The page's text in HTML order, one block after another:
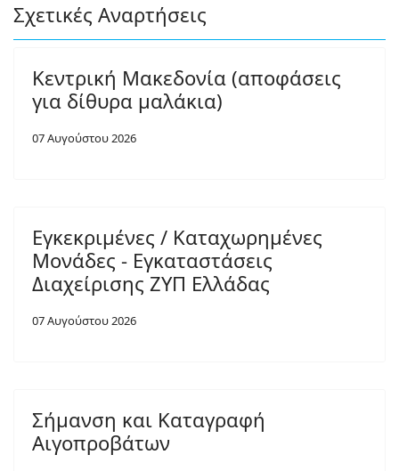
Σχετικές Αναρτήσεις
Κεντρική Μακεδονία (αποφάσεις
για δίθυρα μαλάκια)
07 Αυγούστου 2026
Εγκεκριμένες / Καταχωρημένες
Μονάδες - Εγκαταστάσεις
Διαχείρισης ΖΥΠ Ελλάδας
07 Αυγούστου 2026
Σήμανση και Καταγραφή
Αιγοπροβάτων